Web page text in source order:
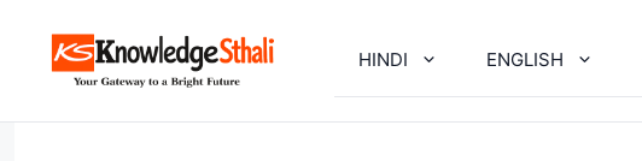
content
HINDI ENGLISH